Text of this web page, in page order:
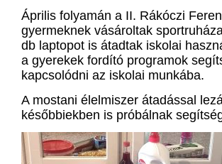
Április folyamán a II. Rákóczi
gyermeknek vásároltak
db laptopot is átadtak iskolai
a gyerekek fordító programok
kapcsolódni az iskolai munkába.
A mostani élelmiszer átadással
későbbiekben is próbálnak